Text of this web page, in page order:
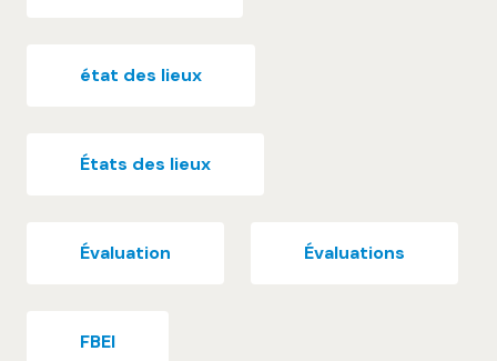
état des lieux
États des lieux
Évaluation Évaluations
FBEI